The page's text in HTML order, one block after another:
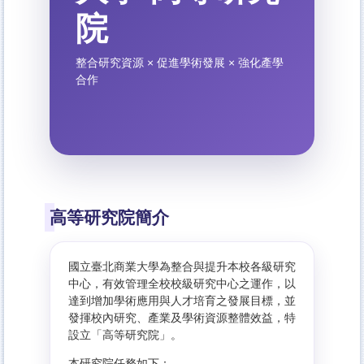
院
整合研究資源 × 促進學術發展 × 強化產學
合作
高等研究院簡介
國立臺北商業大學為整合與提升本校各級研究
中心，有效管理全校校級研究中心之運作，以
達到增加學術應用與人才培育之發展目標，並
發揮校內研究、產業及學術資源整體效益，特
設立「高等研究院」。